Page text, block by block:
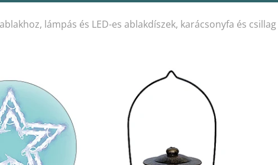
lámpás és LED-es ablakdíszek, karácsonyfa és csillag